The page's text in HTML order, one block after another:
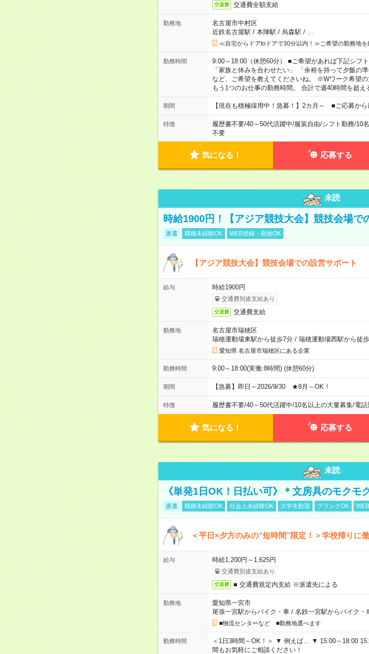
交通費 交通費全額支給
勤務地
名古屋市中村区
近鉄名古屋駅 / 本陣駅 / 烏森駅 /
≪自宅からドアtoドアで30分以内！≫ご希望の勤務地を
勤務時間
9:00～18:00（休憩60分） ■ご希望があれば下記シフ
「家族と休みを合わせたい」 「余裕を持って夕飯の
など、ご希望を教えてくださいね。 ※Wワーク希望
もう1つのお仕事の勤務時間。 合計で週40時間を超え
期間 【現在も積極採用中！急募！】2カ月～ ■ご応募か
特徴 履歴書不要/40～50代活躍中/服装自由/シフト勤務/10
不要
気になる！ 応募する
未読
時給1900円！【アジア競技大会】競技会場で
派遣 職種未経験OK WEB登録・面接OK
【アジア競技大会】競技会場での設営サポート
給与 時給1900円
交通費別途支給あり
交通費 交通費支給
勤務地
名古屋市瑞穂区
瑞穂運動場東駅から徒歩7分/ 瑞穂運動場西駅から徒
愛知県 名古屋市瑞穂区にある企業
勤務時間 9:00～18:00(実働:8時間) (休憩60分)
期間 【急募】即日～2026/9/30 ★8月～OK！
特徴 履歴書不要/40～50代活躍中/10名以上の大量募集/電話
気になる！ 応募する
未読
《単発1日OK！日払い可》＊文房具のモクモ
派遣 職種未経験OK 社会人未経験OK 大学生歓迎 ブランクOK
＜平日×夕方のみの“短時間”限定！＞学校帰りに
給与 時給1,200円～1,625円
交通費別途支給あり
交通費 ■ 交通費規定内支給 ※派遣先による
勤務地
愛知県一宮市
尾張一宮駅からバイク・車/ 名鉄一宮駅からバイク・
■物流センターなど ■勤務地選べます
勤務時間
＜1日3時間～OK！＞ ▼ 例えば… ▼ 15:00～18:00
間もお気軽にご相談ください！